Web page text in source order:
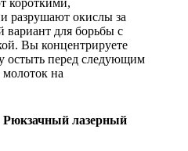
короткими,
разрушают окислы за
для борьбы с
Вы концентрируете
остыть перед следующим
на
Рюкзачный лазерный